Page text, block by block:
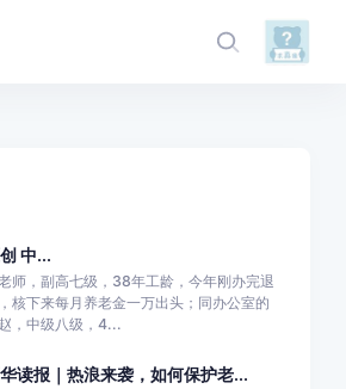
中...
师，副高七级，38年工龄，今年刚办完退
核下来每月养老金一万出头；同办公室的
，中级八级，4...
读报｜热浪来袭，如何保护老...